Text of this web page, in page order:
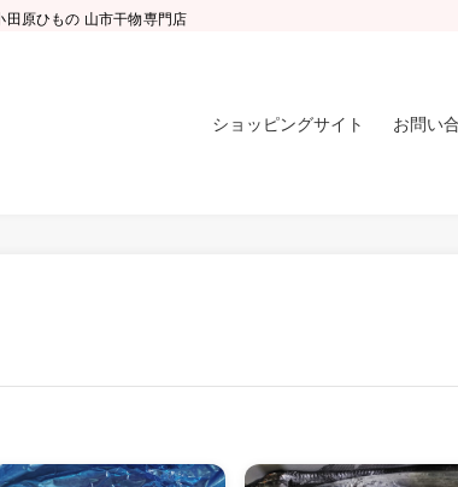
原ひもの 山市干物専門店
ショッピングサイト お問い